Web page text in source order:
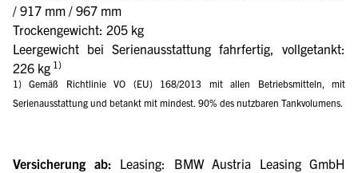
/ 917 mm / 967 mm
Trockengewicht: 205 kg
Leergewicht bei Serienausstattung fahrfertig, vollgetankt:
226 kg 1)
1) Gemäß Richtlinie VO (EU) 168/2013 mit allen Betriebsmitteln, mit
Serienausstattung und betankt mit mindest. 90% des nutzbaren Tankvolumens.
Versicherung ab: Leasing: BMW Austria Leasing GmbH